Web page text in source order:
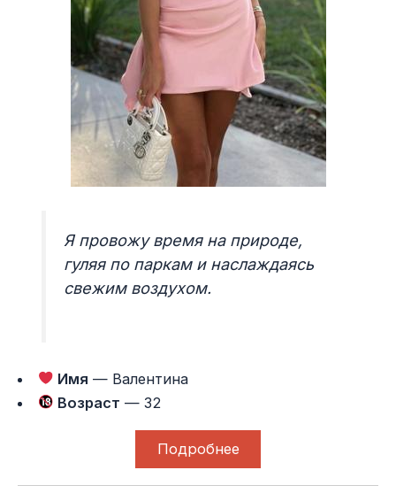
Я провожу время на природе,
гуляя по паркам и наслаждаясь
свежим воздухом.
Имя — Валентина
Возраст — 32
Подробнее